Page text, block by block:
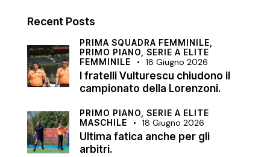
Recent Posts
PRIMA SQUADRA FEMMINILE,
PRIMO PIANO, SERIE A ELITE
FEMMINILE
18 Giugno 2026
I fratelli Vulturescu chiudono il
campionato della Lorenzoni.
PRIMO PIANO, SERIE A ELITE
MASCHILE
18 Giugno 2026
Ultima fatica anche per gli
arbitri.